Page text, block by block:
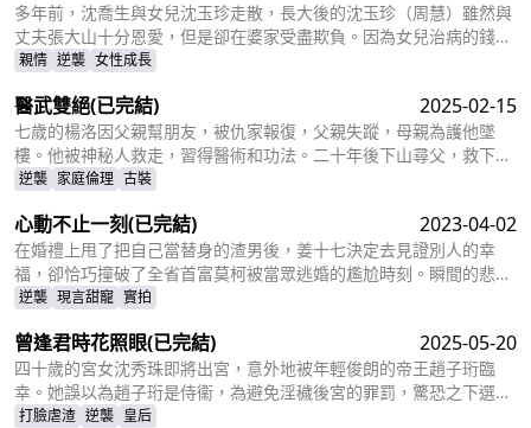
多年前，沈喬生與女兒沈玉珍走散，長大後的沈玉珍（周慧）雖然與
丈夫張大山十分恩愛，但是卻在婆家受盡欺負。因為女兒治病的錢被
婆婆搶走，丈夫為了賺快錢意外“死亡”，周慧肚子裏的二胎也因為婆
女兒，卻不想自己的婆婆和小叔子一家正在謀算着將丈夫的高額撫卹
金據為己有，而此時的沈喬生也匆匆趕到......
親情 逆襲 女性成長
醫武雙絕(已完結) 2025-02-15
七歲的楊洛因父親幫朋友，被仇家報復，父親失蹤，母親為護他墜
樓。他被神秘人救走，習得醫術和功法。二十年後下山尋父，救下被
跟蹤的蘇輕眉和她小姨，又因柳家女兒當日結婚退了婚約，被蘇輕眉
蹤與裴家有關，裴家背靠京都五大豪門。為找父親，他提升實力，婚
後與蘇輕眉一同前往京都。
逆襲 家庭倫理 古裝
心動不止一刻(已完結) 2023-04-02
在婚禮上甩了把自己當替身的渣男後，姜十七決定去見證別人的幸
福，卻恰巧撞破了全省首富莫柯被當眾逃婚的尷尬時刻。瞬間的悲憤
交加，讓姜十七鼓起勇氣見義勇為，上台演着戲嫁給了莫柯。但姜十
現，不僅搗亂了莫柯的計劃，還讓她闖進了莫柯的心裏。事後，莫柯
購買了姜十七所在的公司，成了空降的老闆，開始了自己的茫茫追妻
之旅……
逆襲 現言甜寵 實拍
曾逢君時花照眼(已完結) 2025-05-20
四十歲的宮女沈秀珠即將出宮，意外地被年輕俊朗的帝王趙子珩臨
幸。她誤以為趙子珩是侍衞，為避免淫穢後宮的罪罰，驚恐之下選擇
了逃離。六年後，沈秀珠攜龍鳳胎現身宮廷百子宴，卻被親族羞辱和
打臉虐渣 逆襲 皇后